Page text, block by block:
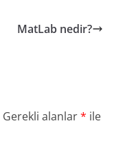
MatLab nedir?
Gerekli alanlar* ile